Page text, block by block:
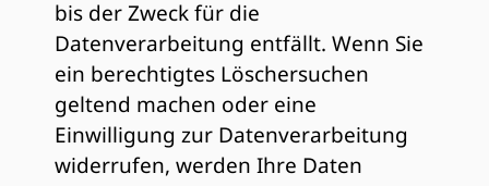
bis der Zweck für die
Datenverarbeitung entfällt. Wenn Sie
ein berechtigtes Löschersuchen
geltend machen oder eine
Einwilligung zur Datenverarbeitung
widerrufen, werden Ihre Daten